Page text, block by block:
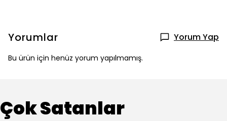
Yorumlar Yorum Yap
Bu ürün için henüz yorum yapılmamış.
Çok Satanlar